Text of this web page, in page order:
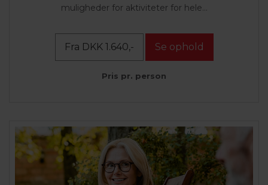
muligheder for aktiviteter for hele...
Fra DKK 1.640,- Se ophold
Pris pr. person